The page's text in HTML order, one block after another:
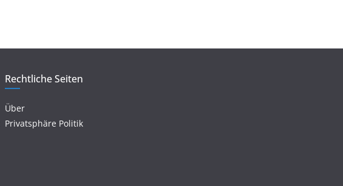
Rechtliche Seiten
Über
Privatsphäre Politik